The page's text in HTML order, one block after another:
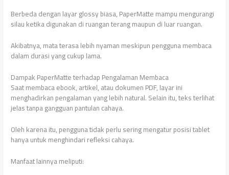
Berbeda dengan layar glossy biasa, PaperMatte mampu mengurangi
silau ketika digunakan di ruangan terang maupun di luar ruangan.
Akibatnya, mata terasa lebih nyaman meskipun pengguna membaca
dalam durasi yang cukup lama.
Dampak PaperMatte terhadap Pengalaman Membaca
Saat membaca ebook, artikel, atau dokumen PDF, layar ini
menghadirkan pengalaman yang lebih natural. Selain itu, teks terlihat
jelas tanpa gangguan pantulan cahaya.
Oleh karena itu, pengguna tidak perlu sering mengatur posisi tablet
hanya untuk menghindari refleksi cahaya.
Manfaat lainnya meliputi: